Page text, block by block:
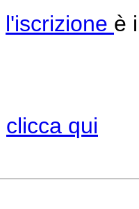
l'iscrizione è
clicca qui